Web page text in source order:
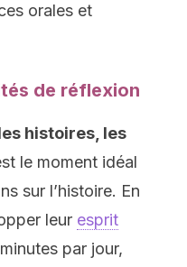
orales et
de réflexion
histoires, les
le moment idéal
sur l’histoire. En
leur esprit
par jour,